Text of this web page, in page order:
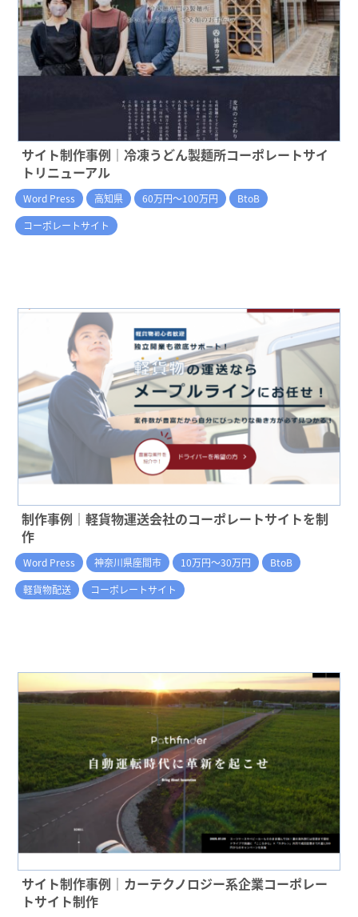
サイト制作事例｜冷凍うどん製麺所コーポレートサイ
トリニューアル
Word Press 高知県 60万円～100万円
BtoB
コーポレートサイト
制作事例｜軽貨物運送会社のコーポレートサイトを制
作
Word Press 神奈川県座間市 10万円～30万円
BtoB
軽貨物配送
コーポレートサイト
サイト制作事例｜カーテクノロジー系企業コーポレー
トサイト制作